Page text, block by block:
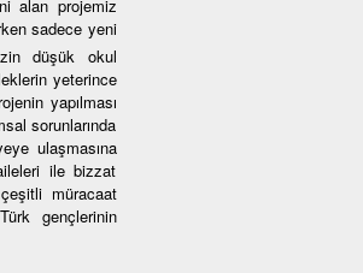
alan projemiz
sadece yeni
düşük okul
yeterince
yapılması
sorunlarında
ulaşmasına
ile bizzat
müracaat
gençlerinin